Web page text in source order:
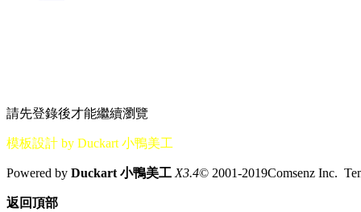
請先登錄後才能繼續瀏覽
模板設計 by Duckart 小鴨美工
Powered by Duckart 小鴨美工 X3.4© 2001-2019Comsenz Inc.
返回頂部